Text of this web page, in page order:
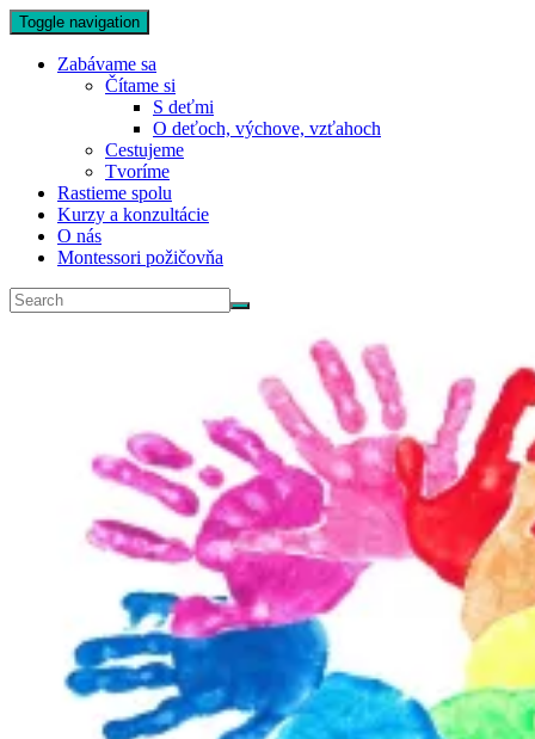
Toggle navigation
Zabávame sa
Čítame si
S deťmi
O deťoch, výchove, vzťahoch
Cestujeme
Tvoríme
Rastieme spolu
Kurzy a konzultácie
O nás
Montessori požičovňa